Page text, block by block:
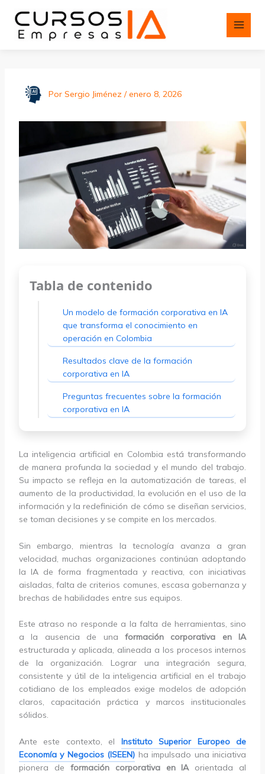
Por Sergio Jiménez /enero 8, 2026
Tabla de contenido
Un modelo de formación corporativa en IA
que transforma el conocimiento en
operación en Colombia
Resultados clave de la formación
corporativa en IA
Preguntas frecuentes sobre la formación
corporativa en IA
La inteligencia artificial en Colombia está transformando
de manera profunda la sociedad y el mundo del trabajo.
Su impacto se refleja en la automatización de tareas, el
aumento de la productividad, la evolución en el uso de la
información y la redefinición de cómo se diseñan servicios,
se toman decisiones y se compite en los mercados.
Sin embargo, mientras la tecnología avanza a gran
velocidad, muchas organizaciones continúan adoptando
la IA de forma fragmentada y reactiva, con iniciativas
aisladas, falta de criterios comunes, escasa gobernanza y
brechas de habilidades entre sus equipos.
Este atraso no responde a la falta de herramientas, sino
a la ausencia de una formación corporativa en IA
estructurada y aplicada, alineada a los procesos internos
de la organización. Lograr una integración segura,
consistente y útil de la inteligencia artificial en el trabajo
cotidiano de los empleados exige modelos de adopción
claros, capacitación práctica y marcos institucionales
sólidos.
Ante este contexto, el Instituto Superior Europeo de
Economía y Negocios (ISEEN) ha impulsado una iniciativa
pionera de formación corporativa en IAorientada al